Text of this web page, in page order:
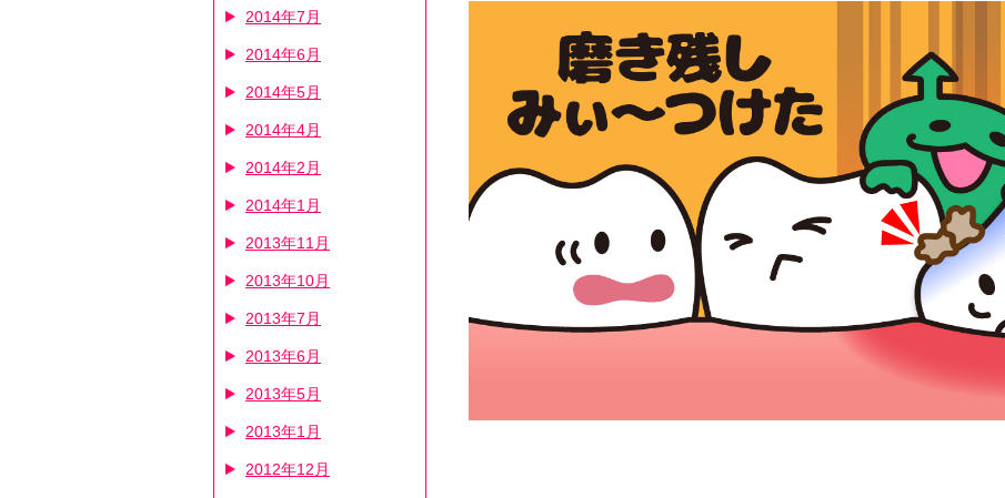
2014年7月
2014年6月
2014年5月
2014年4月
2014年2月
2014年1月
2013年11月
2013年10月
2013年7月
2013年6月
2013年5月
2013年1月
2012年12月